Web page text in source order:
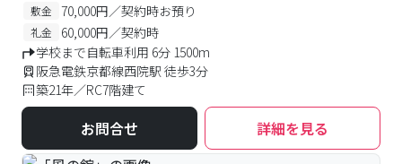
敷金 70,000円／契約時お預り
礼金
60,000円／契約時
学校まで自転車利用 6分 1500m
阪急電鉄京都線西院駅 徒歩3分
築21年／RC7階建て
お問合せ 詳細を見る